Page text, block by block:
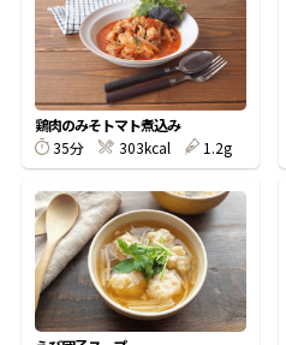
『踊り節』
だし粉
鶏肉のみそトマト煮込み
35分
303kcal 1.2g